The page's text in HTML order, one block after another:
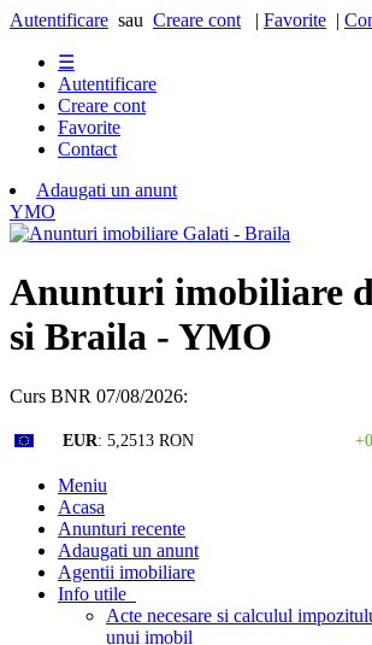
Autentificare sau Creare cont | Favorite |
☰
Autentificare
Creare cont
Favorite
Contact
Adaugati un anunt
YMO
Anunturi imobiliare
si Braila - YMO
Curs BNR 07/08/2026:
EUR: 5,2513 RON
Meniu
Acasa
Anunturi recente
Adaugati un anunt
Agentii imobiliare
Info utile
Acte necesare si calculul
unui imobil